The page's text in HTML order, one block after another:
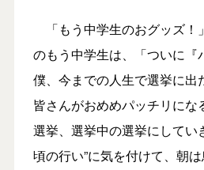
「もう中学生のおグッズ！
のもう中学生は、「ついに『
僕、今までの人生で選挙に出
皆さんがおめめパッチリにな
選挙、選挙中の選挙にしてい
頃の行い”に気を付けて、朝